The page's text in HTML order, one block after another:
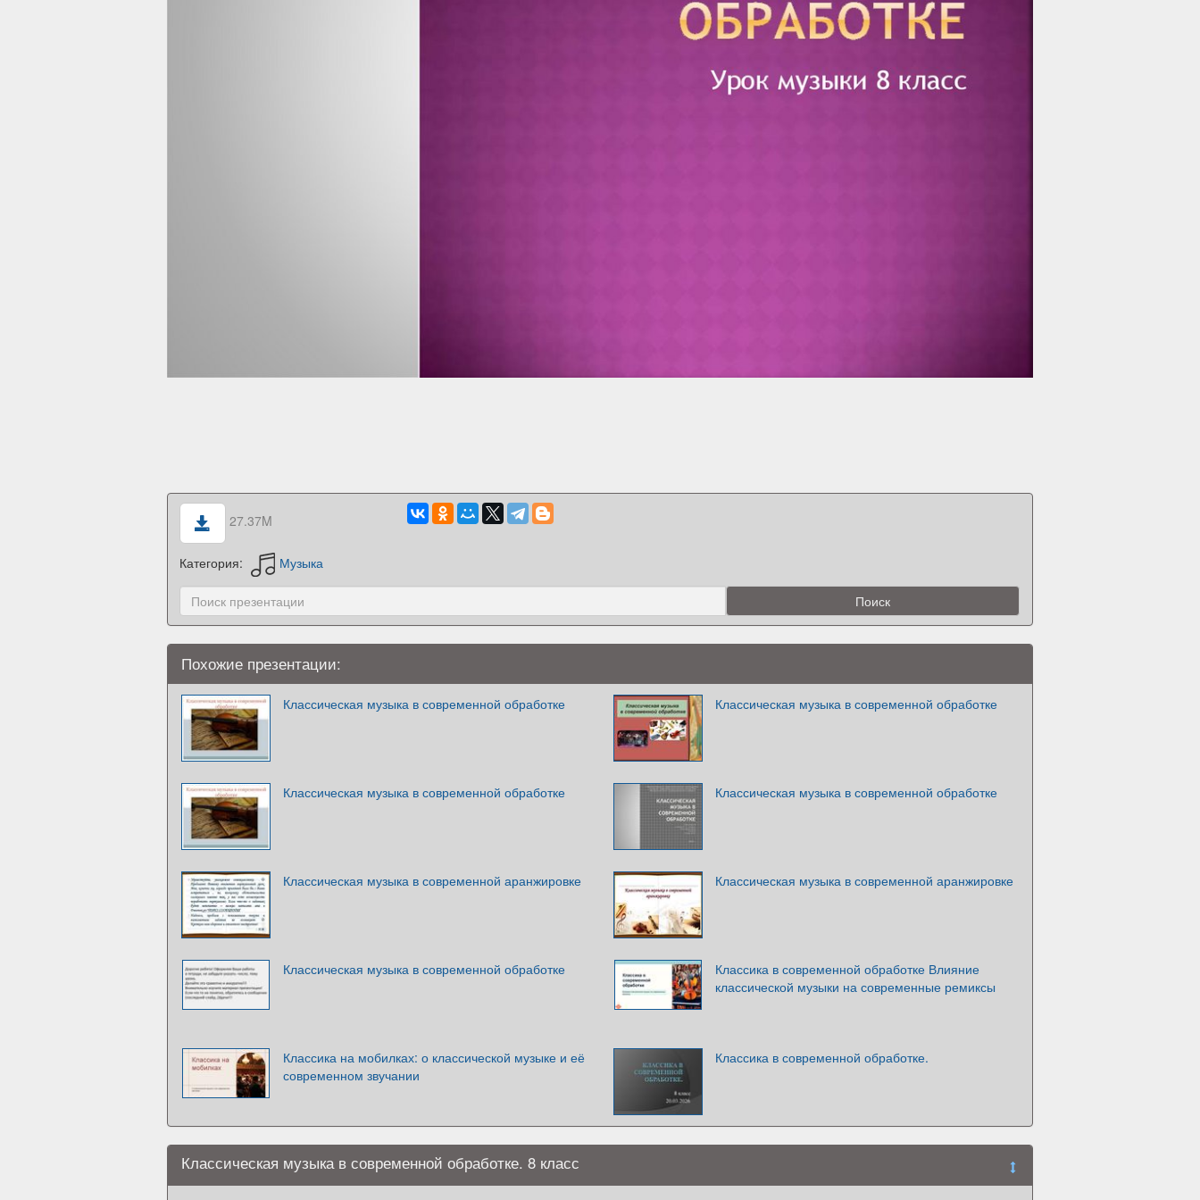
27.37M
Категория: Музыка
Похожие презентации:
Классическая музыка в современной обработке Классическая музыка в современной обработке
Классическая музыка в современной обработке Классическая музыка в современной обработке
Классическая музыка в современной аранжировке Классическая музыка в современной аранжировке
Классическая музыка в современной обработке
Классика в современной обработке Влияние
классической музыки на современные ремиксы
Классика на мобилках: о классической музыке и её
современном звучании
Классика в современной обработке.
Классическая музыка в современной обработке. 8 класс